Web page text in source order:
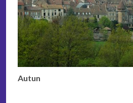
Autun